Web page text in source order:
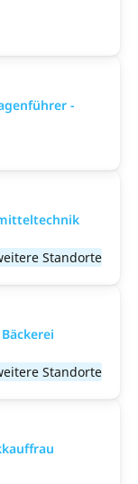
-
Standorte
Standorte